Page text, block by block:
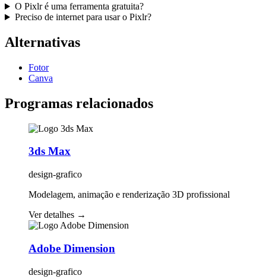
O Pixlr é uma ferramenta gratuita?
Preciso de internet para usar o Pixlr?
Alternativas
Fotor
Canva
Programas relacionados
3ds Max
design-grafico
Modelagem, animação e renderização 3D profissional
Ver detalhes →
Adobe Dimension
design-grafico